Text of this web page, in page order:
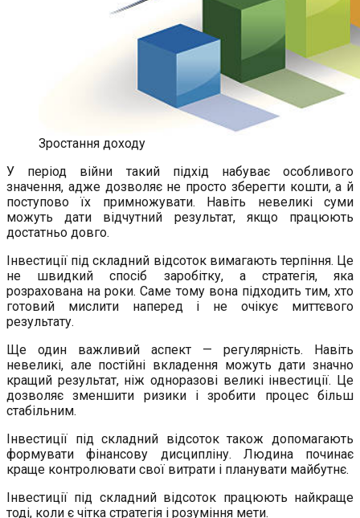
Зростання доходу
У період війни такий підхід набуває особливого
значення, адже дозволяє не просто зберегти кошти, а й
поступово їх примножувати. Навіть невеликі суми
можуть дати відчутний результат, якщо працюють
достатньо довго.
Інвестиції під складний відсоток вимагають терпіння. Це
не швидкий спосіб заробітку, а стратегія, яка
розрахована на роки. Саме тому вона підходить тим, хто
готовий мислити наперед і не очікує миттєвого
результату.
Ще один важливий аспект — регулярність. Навіть
невеликі, але постійні вкладення можуть дати значно
кращий результат, ніж одноразові великі інвестиції. Це
дозволяє зменшити ризики і зробити процес більш
стабільним.
Інвестиції під складний відсоток також допомагають
формувати фінансову дисципліну. Людина починає
краще контролювати свої витрати і планувати майбутнє.
Інвестиції під складний відсоток працюють найкраще
тоді, коли є чітка стратегія і розуміння мети.